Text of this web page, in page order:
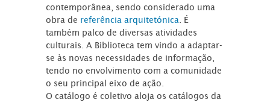
contemporânea, sendo considerado uma
obra de referência arquitetónica . É
também palco de diversas atividades
culturais. A Biblioteca tem vindo a adaptar-
se às novas necessidades de informação,
tendo no envolvimento com a comunidade
o seu principal eixo de ação.
O catálogo é coletivo aloja os catálogos da